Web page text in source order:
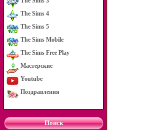
The Sims 4
The Sims 5
The Sims Mobile
The Sims Free Play
Мастерские
Youtube
Поздравления
Поиск